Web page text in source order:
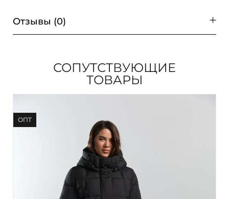
Отзывы (0)
СОПУТСТВУЮЩИЕ
ТОВАРЫ
ОПТ